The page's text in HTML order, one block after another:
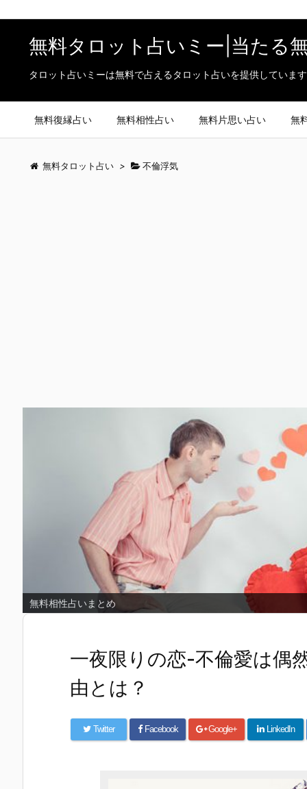
無料タロット占いミー|当たる
タロット占いミーは無料で占えるタロット占いを提供していま
無料復縁占い 無料相性占い 無料片思い占い 無
無料タロット占い > 不倫浮気
無料片思い占いまとめ
一夜限りの恋-不倫愛は偶
由とは？
Twitter Facebook Google+ LinkedIn